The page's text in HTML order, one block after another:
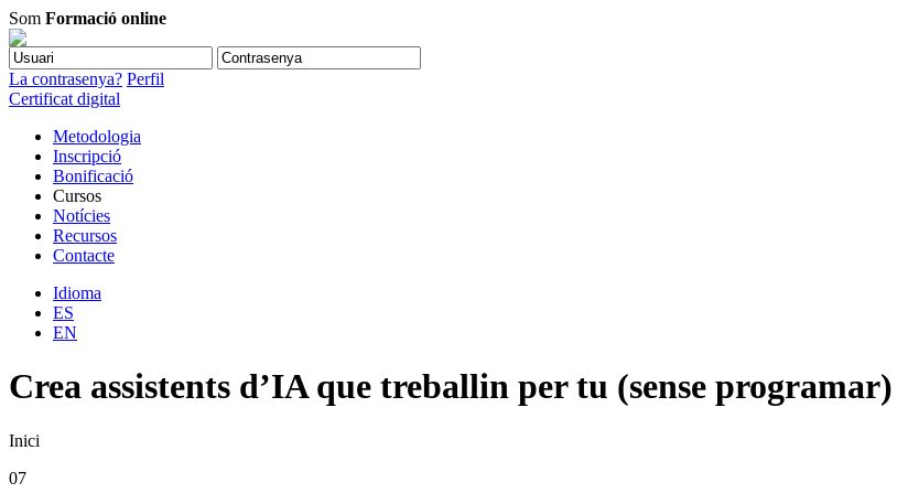
Som Formació online
La contrasenya? Perfil
Certificat digital
Metodologia
Inscripció
Bonificació
Cursos
Notícies
Recursos
Contacte
Idioma
ES
EN
Crea assistents d’IA que treballin per tu (sense programar)
Inici
07